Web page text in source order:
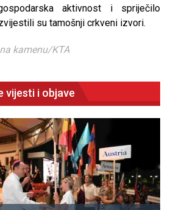
aktivnost i spriječilo
su tamošnji crkveni izvori.
kamenu/KTA
vijesti i objave